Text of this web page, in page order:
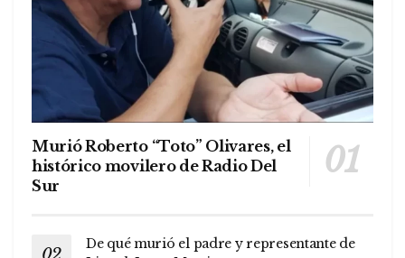
Murió Roberto “Toto” Olivares, el
histórico movilero de Radio Del
Sur
De qué murió el padre y representante de